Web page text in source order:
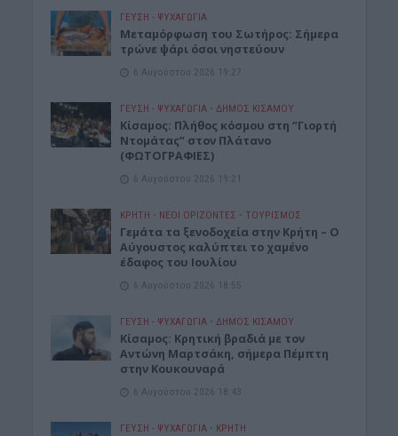
ΓΕΎΣΗ - ΨΥΧΑΓΩΓΊΑ
Μεταμόρφωση του Σωτήρος: Σήμερα
τρώνε ψάρι όσοι νηστεύουν
6 Αυγούστου 2026 19:27
ΓΕΎΣΗ - ΨΥΧΑΓΩΓΊΑ • ΔΉΜΟΣ ΚΙΣΆΜΟΥ
Κίσαμος: Πλήθος κόσμου στη “Γιορτή
Ντομάτας” στον Πλάτανο
(ΦΩΤΟΓΡΑΦΙΕΣ)
6 Αυγούστου 2026 19:21
ΚΡΗΤΗ • ΝΕΟΙ ΟΡΙΖΟΝΤΕΣ • ΤΟΥΡΙΣΜΟΣ
Γεμάτα τα ξενοδοχεία στην Κρήτη – Ο
Αύγουστος καλύπτει το χαμένο
έδαφος του Ιουλίου
6 Αυγούστου 2026 18:55
ΓΕΎΣΗ - ΨΥΧΑΓΩΓΊΑ • ΔΉΜΟΣ ΚΙΣΆΜΟΥ
Kίσαμος: Κρητική βραδιά με τον
Αντώνη Μαρτσάκη, σήμερα Πέμπτη
στην Κουκουναρά
6 Αυγούστου 2026 18:43
ΓΕΎΣΗ - ΨΥΧΑΓΩΓΊΑ • ΚΡΗΤΗ